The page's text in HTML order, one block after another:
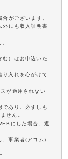
がございます。
にも収入証明書
む）はお申込いた
り入れを心がけて
が適用されない
であり、必ずしも
せん。
にした場合、返
、事業者(アコム)